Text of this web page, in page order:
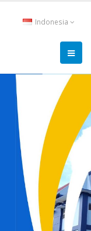
Indonesia